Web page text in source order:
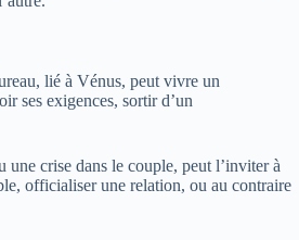
lié à Vénus, peut vivre un
ses exigences, sortir d’un
une crise dans le couple, peut l’inviter à
officialiser une relation, ou au contraire